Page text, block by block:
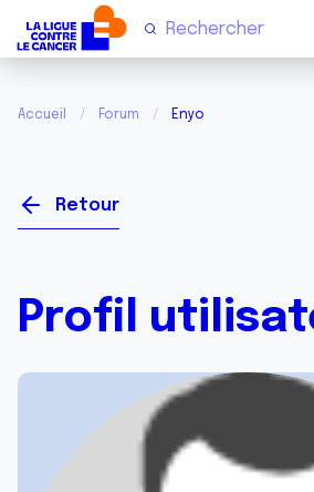
Accueil Forum Enyo
Retour
Profil